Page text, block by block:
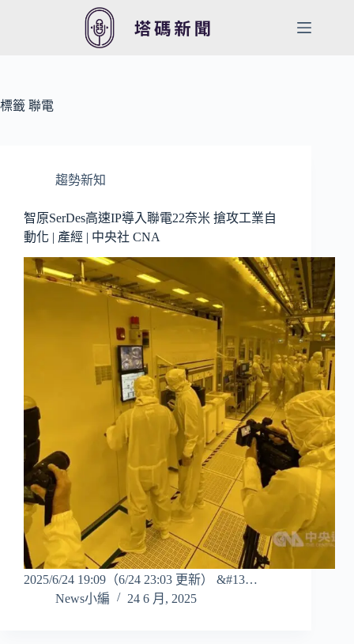
容
標籤 聯電
趨勢新知
智原SerDes高速IP導入聯電22奈米 搶攻工業自
動化 | 產經 | 中央社 CNA
2025/6/24 19:09（6/24 23:03 更新） &#13…
News小編
24 6 月, 2025